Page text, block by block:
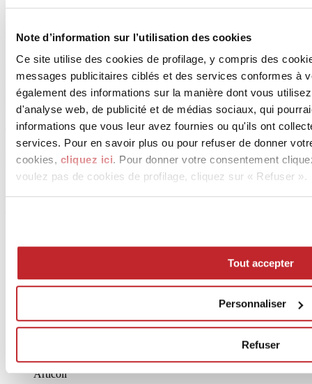
Note d’information sur l’utilisation des cookies
Ce site utilise des cookies de profilage, y compris des
messages publicitaires ciblés et des services conformes à
également des informations sur la manière dont vous
d'analyse web, de publicité et de médias sociaux, qui
informations que vous leur avez fournies ou qu'ils ont
services. Pour en savoir plus ou pour refuser de donner
cookies, cliquez ici. Pour donner votre consentement
voulez pas de cookies de profilage, cliquez sur « Refuser ».
Tout accepter
Personnaliser
Refuser
GIGACER S.p.A.
Via Caltagirone, 72
FAENZA, 48018
Ravenna
Tèl. 0546 637111
Fax 0546 637127
[email protected]
Articoli